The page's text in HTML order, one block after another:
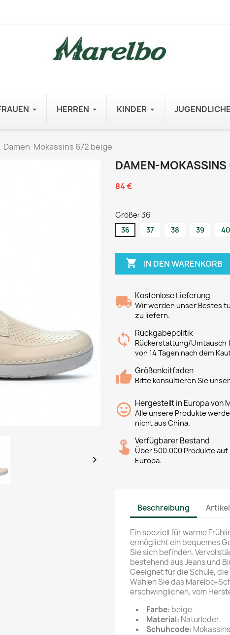
HERREN KINDER JUGENDLICHE
Damen-Mokassins 672 beige

DAMEN-MOKASSINS
84 €
Größe: 36
36 37 38 39 40
 IN DEN WARENKORB
Kostenlose Lieferung
Wir werden unser Bestes
zu liefern.
Rückgabepolitik
Rückerstattung/Umtausch
von 14 Tagen nach dem
Größenleitfaden
Bitte konsultieren Sie
Hergestellt in Europa von
Alle unsere Produkte
nicht aus China.
Verfügbarer Bestand
Über 500.000 Produkte
Europa.
Beschreibung
Ein speziell für warme
ermöglicht ein bequemes
Sie sich befinden.
bestehend aus Jeans und
Geeignet für die Schule,
Wählen Sie das Marelbo-
erschwinglichen, vom
Farbe: beige.
Material: Naturleder.
Schuhcode: